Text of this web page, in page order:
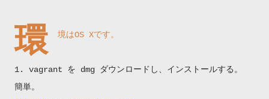
環 境はOS Xです。
1. vagrant を dmg ダウンロードし、インストールする。
簡単。